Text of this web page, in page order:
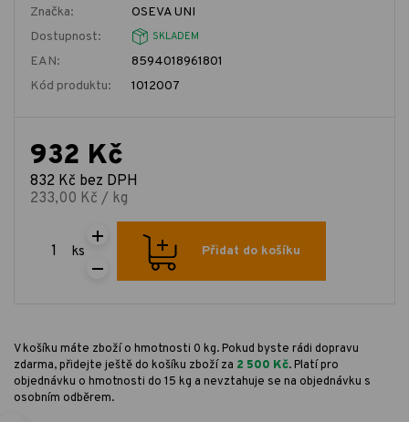
Značka:
OSEVA UNI
Dostupnost:
SKLADEM
EAN:
8594018961801
Kód produktu:
1012007
932 Kč
832 Kč bez DPH
233,00 Kč / kg
ks Přidat do košíku
V košíku máte zboží o hmotnosti 0 kg. Pokud byste rádi dopravu
zdarma, přidejte ještě do košíku zboží za 2 500 Kč. Platí pro
objednávku o hmotnosti do 15 kg a nevztahuje se na objednávku s
osobním odběrem.